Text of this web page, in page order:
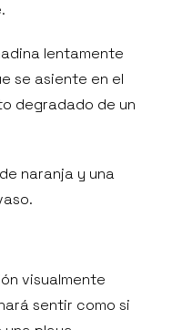
lentamente
se asiente en el
degradado de un
naranja y una
visualmente
sentir como si